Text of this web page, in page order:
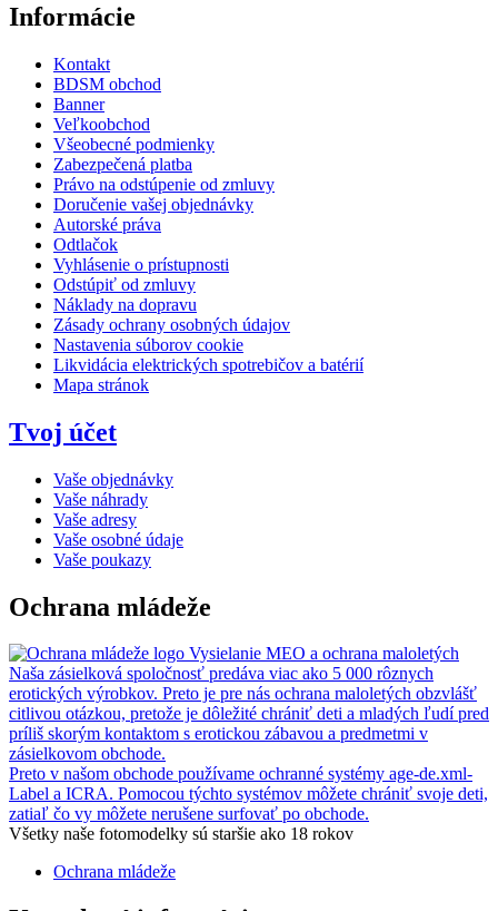
Informácie
Kontakt
BDSM obchod
Banner
Veľkoobchod
Všeobecné podmienky
Zabezpečená platba
Právo na odstúpenie od zmluvy
Doručenie vašej objednávky
Autorské práva
Odtlačok
Vyhlásenie o prístupnosti
Odstúpiť od zmluvy
Náklady na dopravu
Zásady ochrany osobných údajov
Nastavenia súborov cookie
Likvidácia elektrických spotrebičov a batérií
Mapa stránok
Tvoj účet
Vaše objednávky
Vaše náhrady
Vaše adresy
Vaše osobné údaje
Vaše poukazy
Ochrana mládeže
Vysielanie MEO a ochrana maloletých
Naša zásielková spoločnosť predáva viac ako 5 000 rôznych
erotických výrobkov. Preto je pre nás ochrana maloletých obzvlášť
citlivou otázkou, pretože je dôležité chrániť deti a mladých ľudí pred
príliš skorým kontaktom s erotickou zábavou a predmetmi v
zásielkovom obchode.
Preto v našom obchode používame ochranné systémy age-de.xml-
Label a ICRA. Pomocou týchto systémov môžete chrániť svoje deti,
zatiaľ čo vy môžete nerušene surfovať po obchode.
Všetky naše fotomodelky sú staršie ako 18 rokov
Ochrana mládeže